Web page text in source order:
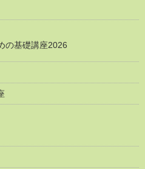
の基礎講座2026